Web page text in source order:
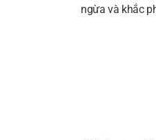
ngừa và khắc